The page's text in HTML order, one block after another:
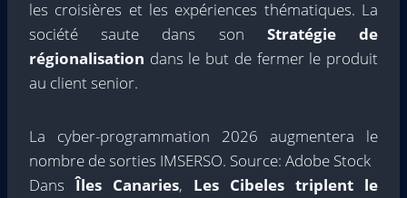
les croisières et les expériences thématiques. La
société saute dans son Stratégie de
régionalisation dans le but de fermer le produit
au client senior.
La cyber-programmation 2026 augmentera le
nombre de sorties IMSERSO. Source: Adobe Stock
Dans Îles Canaries, Les Cibeles triplent le